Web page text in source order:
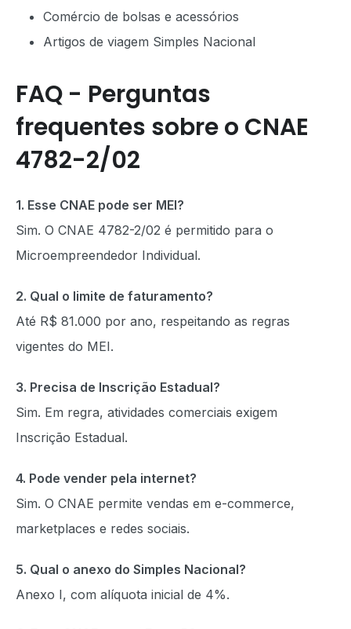
Comércio de bolsas e acessórios
Artigos de viagem Simples Nacional
FAQ - Perguntas
frequentes sobre o CNAE
4782-2/02
1. Esse CNAE pode ser MEI?
Sim. O CNAE 4782-2/02 é permitido para o
Microempreendedor Individual.
2. Qual o limite de faturamento?
Até R$ 81.000 por ano, respeitando as regras
vigentes do MEI.
3. Precisa de Inscrição Estadual?
Sim. Em regra, atividades comerciais exigem
Inscrição Estadual.
4. Pode vender pela internet?
Sim. O CNAE permite vendas em e-commerce,
marketplaces e redes sociais.
5. Qual o anexo do Simples Nacional?
Anexo I, com alíquota inicial de 4%.